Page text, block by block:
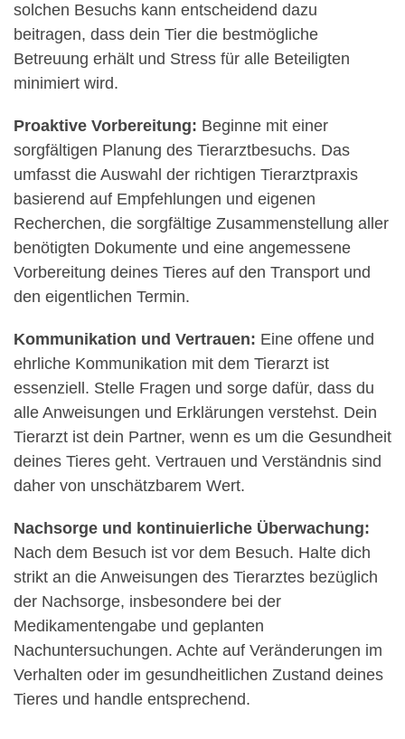
solchen Besuchs kann entscheidend dazu
beitragen, dass dein Tier die bestmögliche
Betreuung erhält und Stress für alle Beteiligten
minimiert wird.
Proaktive Vorbereitung: Beginne mit einer
sorgfältigen Planung des Tierarztbesuchs. Das
umfasst die Auswahl der richtigen Tierarztpraxis
basierend auf Empfehlungen und eigenen
Recherchen, die sorgfältige Zusammenstellung aller
benötigten Dokumente und eine angemessene
Vorbereitung deines Tieres auf den Transport und
den eigentlichen Termin.
Kommunikation und Vertrauen: Eine offene und
ehrliche Kommunikation mit dem Tierarzt ist
essenziell. Stelle Fragen und sorge dafür, dass du
alle Anweisungen und Erklärungen verstehst. Dein
Tierarzt ist dein Partner, wenn es um die Gesundheit
deines Tieres geht. Vertrauen und Verständnis sind
daher von unschätzbarem Wert.
Nachsorge und kontinuierliche Überwachung:
Nach dem Besuch ist vor dem Besuch. Halte dich
strikt an die Anweisungen des Tierarztes bezüglich
der Nachsorge, insbesondere bei der
Medikamentengabe und geplanten
Nachuntersuchungen. Achte auf Veränderungen im
Verhalten oder im gesundheitlichen Zustand deines
Tieres und handle entsprechend.